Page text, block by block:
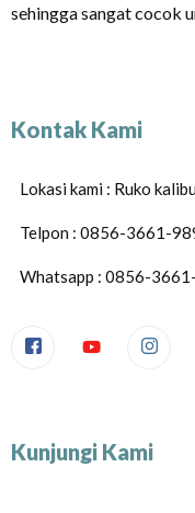
sehingga sangat cocok
Kontak Kami
Lokasi kami : Ruko
Telpon : 0856-3661-
Whatsapp : 0856-
Kunjungi Kami